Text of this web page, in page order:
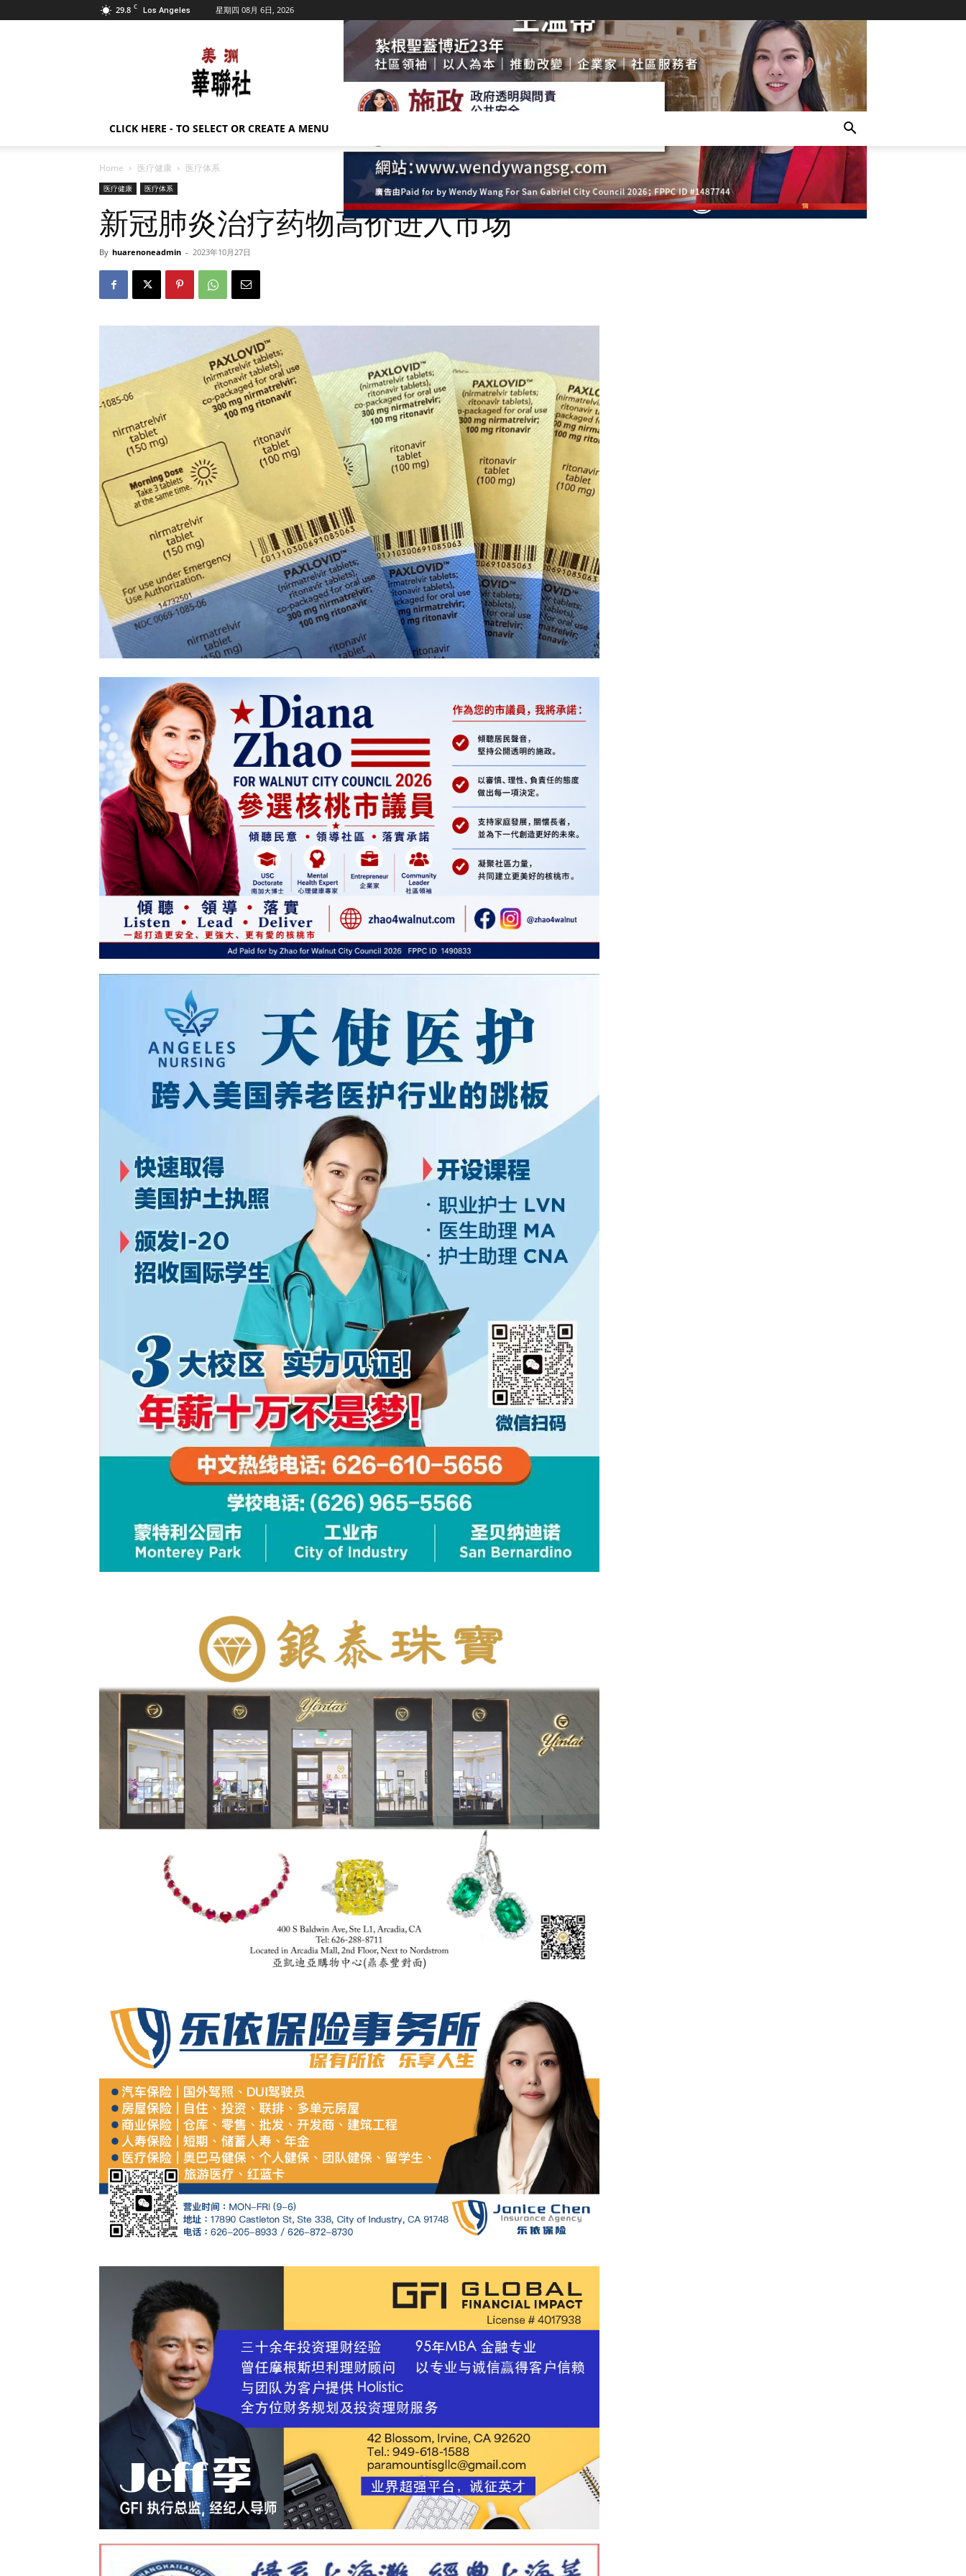
29.8 C Los Angeles 星期四 08月 6日, 2026
美
洲
华
联
CLICK HERE - TO SELECT OR CREATE A MENU
Home 医疗健康 医疗体系
医疗健康 医疗体系
新冠肺炎治疗药物高价进入市场
By huarenoneadmin - 2023年10月27日
- Advertisement -